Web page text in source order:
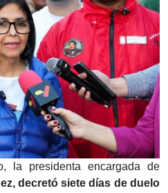
la presidenta encargada de
decretó siete días de duelo